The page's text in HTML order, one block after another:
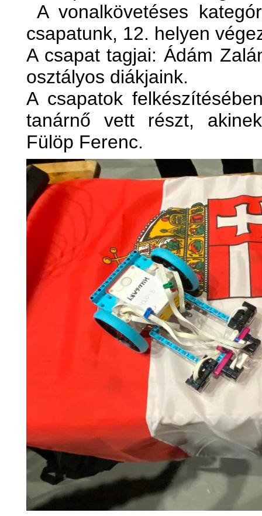
A vonalkövetéses
csapatunk, 12. helyen
A csapat tagjai: Ádám
osztályos diákjaink.
A csapatok
tanárnő vett részt,
Fülöp Ferenc.